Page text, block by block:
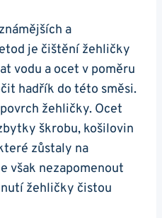
a
je čištění žehličky
vodu a ocet v poměru
hadřík ⁢do této směsi.
žehličky. Ocet
škrobu, košilovin‌
zůstaly​ na‍
však‍ nezapomenout⁤
žehličky čistou⁣